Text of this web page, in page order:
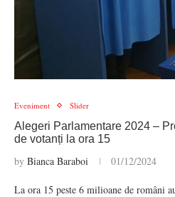
Eveniment Slider
Alegeri Parlamentare 2024 –
de votanți la ora 15
by Bianca Baraboi 01/12/2024
La ora 15 peste 6 milioane de români